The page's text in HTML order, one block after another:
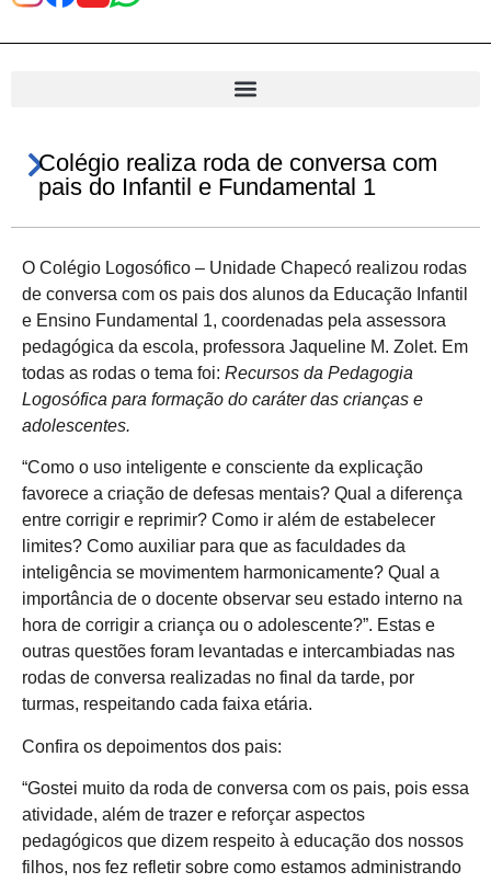
Colégio realiza roda de conversa com
pais do Infantil e Fundamental 1
O Colégio Logosófico – Unidade Chapecó realizou rodas
de conversa com os pais dos alunos da Educação Infantil
e Ensino Fundamental 1, coordenadas pela assessora
pedagógica da escola, professora Jaqueline M. Zolet. Em
todas as rodas o tema foi: Recursos da Pedagogia
Logosófica para formação do caráter das crianças e
adolescentes.
“Como o uso inteligente e consciente da explicação
favorece a criação de defesas mentais? Qual a diferença
entre corrigir e reprimir? Como ir além de estabelecer
limites? Como auxiliar para que as faculdades da
inteligência se movimentem harmonicamente? Qual a
importância de o docente observar seu estado interno na
hora de corrigir a criança ou o adolescente?”. Estas e
outras questões foram levantadas e intercambiadas nas
rodas de conversa realizadas no final da tarde, por
turmas, respeitando cada faixa etária.
Confira os depoimentos dos pais:
“Gostei muito da roda de conversa com os pais, pois essa
atividade, além de trazer e reforçar aspectos
pedagógicos que dizem respeito à educação dos nossos
filhos, nos fez refletir sobre como estamos administrando